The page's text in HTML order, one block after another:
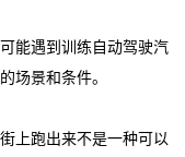
能遇到训练自动驾驶汽
场景和条件。
上跑出来不是一种可以